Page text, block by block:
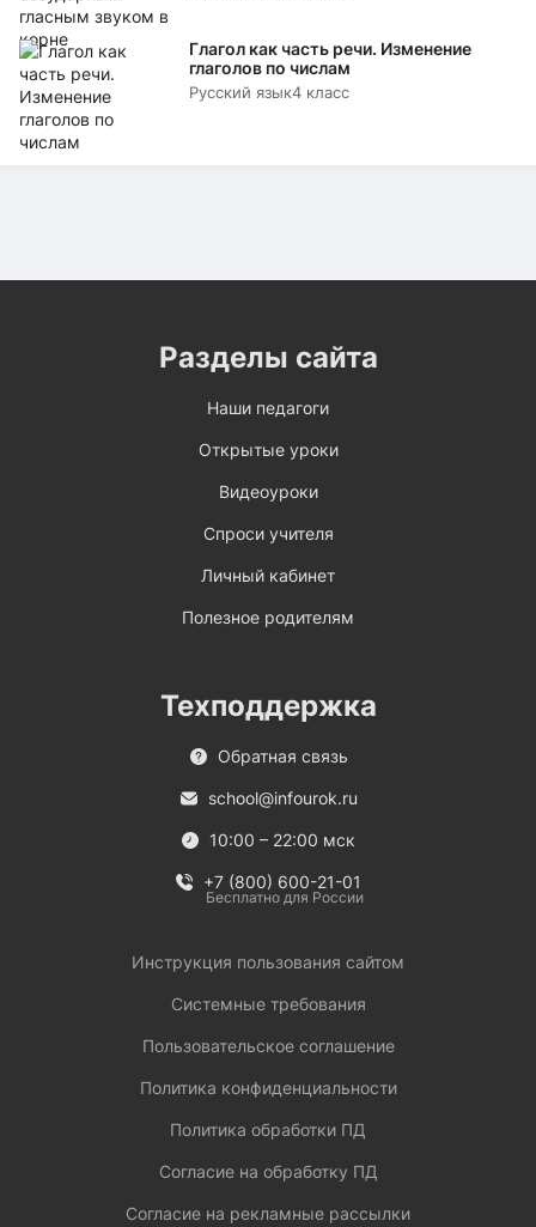
Глагол как часть речи. Изменение
глаголов по числам
Русский язык4 класс
Разделы сайта
Наши педагоги
Открытые уроки
Видеоуроки
Спроси учителя
Личный кабинет
Полезное родителям
Техподдержка
Обратная связь
school@infourok.ru
10:00 – 22:00 мск
+7 (800) 600-21-01
Бесплатно для России
Инструкция пользования сайтом
Системные требования
Пользовательское соглашение
Политика конфиденциальности
Политика обработки ПД
Согласие на обработку ПД
Согласие на рекламные рассылки